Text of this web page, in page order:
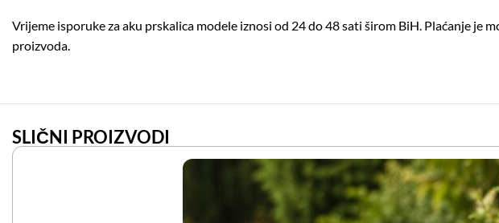
Vrijeme isporuke za aku prskalica modele iznosi od 24 do 48 sati širom BiH. Plaćanje
proizvoda.
SLIČNI PROIZVODI